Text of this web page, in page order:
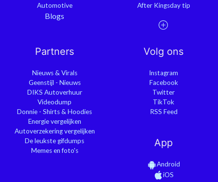
Automotive
Blogs
After Kingsday tip
Partners
Nieuws & Virals
Geenstijl - Nieuws
DIKS Autoverhuur
Videodump
Donnie - Shirts & Hoodies
Energie vergelijken
Autoverzekering vergelijken
De leukste gifdumps
Memes en foto's
Volg ons
Instagram
Facebook
Twitter
TikTok
RSS Feed
App
Android
iOS